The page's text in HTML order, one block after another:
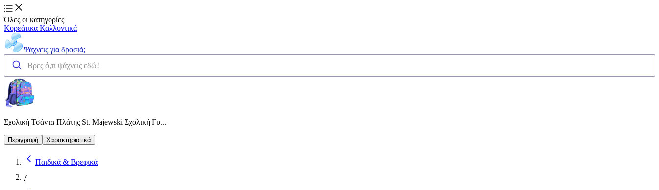
Όλες οι κατηγορίες
Κορεάτικα Καλλυντικά
Ψάχνεις για δροσιά;
Σχολική Τσάντα Πλάτης St. Majewski Σχολική Γυ...
Περιγραφή Χαρακτηριστικά
Παιδικά & Βρεφικά
/